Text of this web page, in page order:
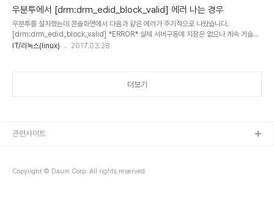
config --global core.autocrlf false 참고git config --global core.eol lf
우분투에서 [drm:drm_edid_block_valid] 에러 나는 경우
우분투를 설치했는데 콘솔화면에서 다음과 같은 에러가 주기적으로 나왔습니다.
[drm:drm_edid_block_valid] *ERROR* 실제 서버구동에 지장은 없으나 계속 거슬러
서 구글링 해보니 일부 그래픽카드와 모니터에서 나오는 문제 같았습니다. 해결 방법은
IT/리눅스(linux) 2017.03.28
더보기
Copyright © Daum Corp. All rights reserved.
관련사이트